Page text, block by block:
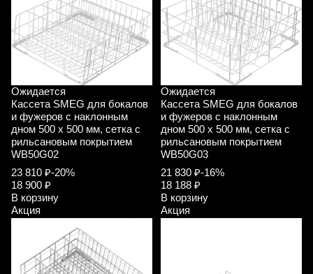
Ожидается
Кассета SMEG для бокалов
и фужеров с наклонным
дном 500 х 500 мм, сетка с
рильсановым покрытием
WB50G02
23 810 ₽-20%
18 900 ₽
В корзину
Акция
Ожидается
Кассета SMEG для бокалов
и фужеров с наклонным
дном 500 х 500 мм, сетка с
рильсановым покрытием
WB50G03
21 830 ₽-16%
18 188 ₽
В корзину
Акция